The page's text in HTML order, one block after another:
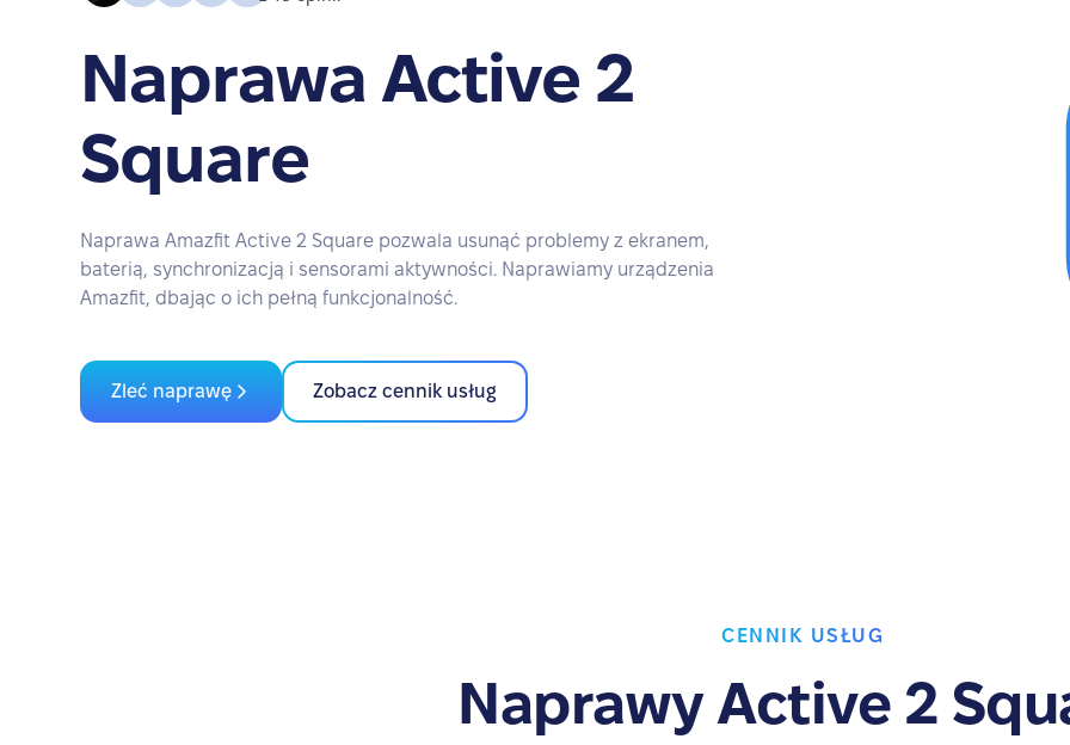
Naprawa Active 2
Square
Naprawa Amazfit Active 2 Square pozwala usunąć problemy z ekranem,
baterią, synchronizacją i sensorami aktywności. Naprawiamy urządzenia
Amazfit, dbając o ich pełną funkcjonalność.
Zleć naprawę Zobacz cennik usług
CENNIK USŁUG
Naprawy Active 2